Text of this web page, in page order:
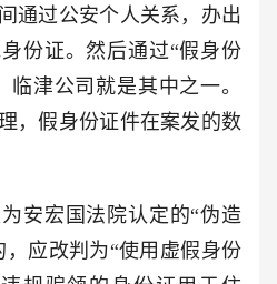
通过公安个人关系，办出
份证。然后通过“假身份
津公司就是其中之一。
，假身份证件在案发的数
安宏国法院认定的“伪造
，应改判为“使用虚假身份